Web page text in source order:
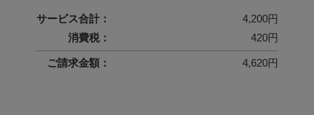
サービス合計： 4,200円
消費税：
420円
ご請求金額： 4,620円